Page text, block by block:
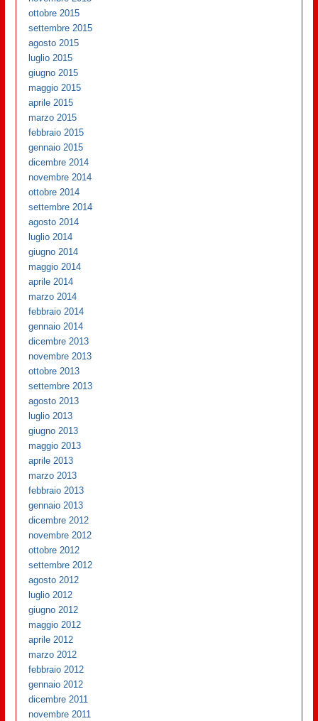
ottobre 2015
settembre 2015
agosto 2015
luglio 2015
giugno 2015
maggio 2015
aprile 2015
marzo 2015
febbraio 2015
gennaio 2015
dicembre 2014
novembre 2014
ottobre 2014
settembre 2014
agosto 2014
luglio 2014
giugno 2014
maggio 2014
aprile 2014
marzo 2014
febbraio 2014
gennaio 2014
dicembre 2013
novembre 2013
ottobre 2013
settembre 2013
agosto 2013
luglio 2013
giugno 2013
maggio 2013
aprile 2013
marzo 2013
febbraio 2013
gennaio 2013
dicembre 2012
novembre 2012
ottobre 2012
settembre 2012
agosto 2012
luglio 2012
giugno 2012
maggio 2012
aprile 2012
marzo 2012
febbraio 2012
gennaio 2012
dicembre 2011
novembre 2011